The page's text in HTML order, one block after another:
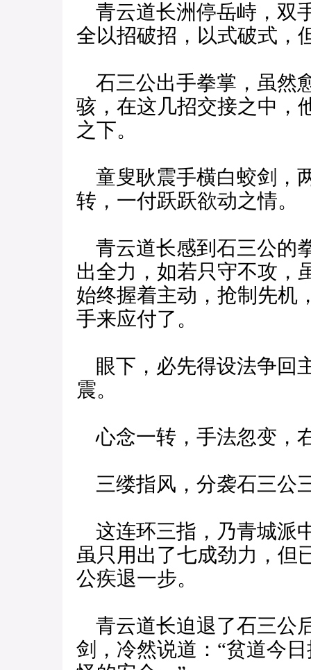
青云道长洲停岳峙，双
全以招破招，以式破式，
石三公出手拳掌，虽然
骇，在这几招交接之中，
之下。
童叟耿震手横白蛟剑，
转，一付跃跃欲动之情。
青云道长感到石三公的
出全力，如若只守不攻，
始终握着主动，抢制先机
手来应付了。
眼下，必先得设法争回
震。
心念一转，手法忽变，
三缕指风，分袭石三公
这连环三指，乃青城派
虽只用出了七成劲力，但
公疾退一步。
青云道长迫退了石三公
剑，冷然说道：“贫道今